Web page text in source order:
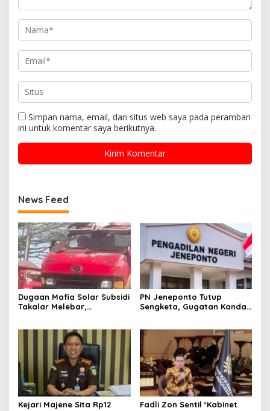
Simpan nama, email, dan situs web saya pada peramban
ini untuk komentar saya berikutnya.
News Feed
Dugaan Mafia Solar Subsidi
Takalar Melebar,
PN Jeneponto Tutup
Sengketa, Gugatan Kandas
Kejari Majene Sita Rp12
Fadli Zon Sentil ‘Kabinet